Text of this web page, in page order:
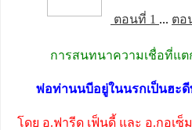
ตอนที่ 1 ... ตอ
การสนทนาความเชื่อที่แต
พ่อท่านนบีอยู่ในนรกเป็นฮะดี
โดย อ.ฟารีด เฟ็นดี้ และ อ.กอเ